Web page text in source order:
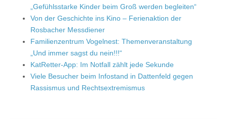
„Gefühlsstarke Kinder beim Groß werden begleiten“
Von der Geschichte ins Kino – Ferienaktion der
Rosbacher Messdiener
Familienzentrum Vogelnest: Themenveranstaltung
„Und immer sagst du nein!!!“
KatRetter-App: Im Notfall zählt jede Sekunde
Viele Besucher beim Infostand in Dattenfeld gegen
Rassismus und Rechtsextremismus